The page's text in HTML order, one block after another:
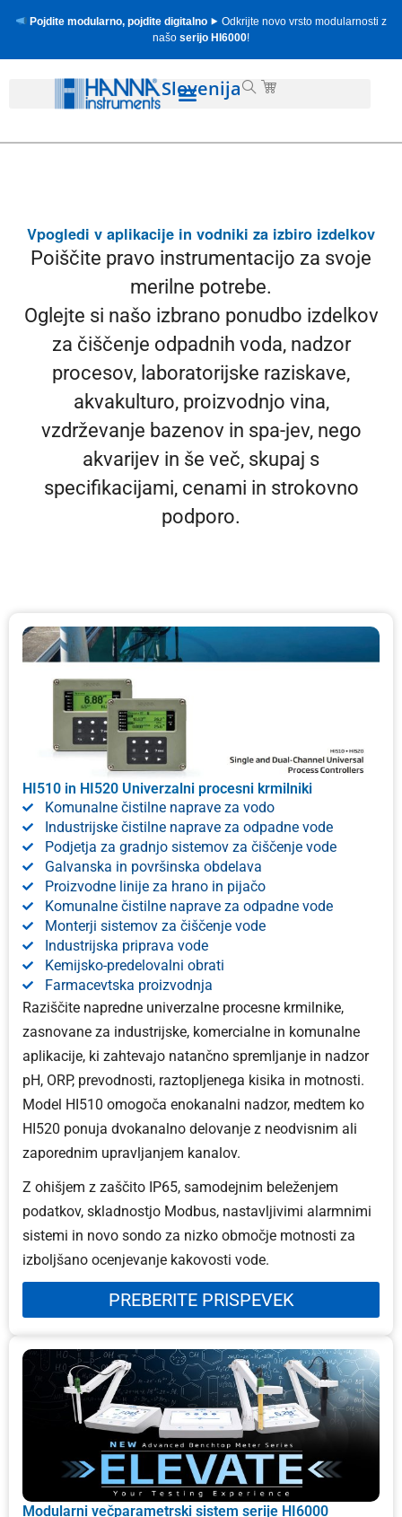
Pojdite modularno, pojdite digitalno ⯈ Odkrijte novo vrsto modularnosti z
našo serijo HI6000!
Slovenija
Vpogledi v aplikacije in vodniki za izbiro izdelkov
Poiščite pravo instrumentacijo za svoje
merilne potrebe.
Oglejte si našo izbrano ponudbo izdelkov
za čiščenje odpadnih voda, nadzor
procesov, laboratorijske raziskave,
akvakulturo, proizvodnjo vina,
vzdrževanje bazenov in spa-jev, nego
akvarijev in še več, skupaj s
specifikacijami, cenami in strokovno
podporo.
HI510 in HI520 Univerzalni procesni krmilniki
Komunalne čistilne naprave za vodo
Industrijske čistilne naprave za odpadne vode
Podjetja za gradnjo sistemov za čiščenje vode
Galvanska in površinska obdelava
Proizvodne linije za hrano in pijačo
Komunalne čistilne naprave za odpadne vode
Monterji sistemov za čiščenje vode
Industrijska priprava vode
Kemijsko-predelovalni obrati
Farmacevtska proizvodnja
Raziščite napredne univerzalne procesne krmilnike,
zasnovane za industrijske, komercialne in komunalne
aplikacije, ki zahtevajo natančno spremljanje in nadzor
pH, ORP, prevodnosti, raztopljenega kisika in motnosti.
Model HI510 omogoča enokanalni nadzor, medtem ko
HI520 ponuja dvokanalno delovanje z neodvisnim ali
zaporednim upravljanjem kanalov.
Z ohišjem z zaščito IP65, samodejnim beleženjem
podatkov, skladnostjo Modbus, nastavljivimi alarmnimi
sistemi in novo sondo za nizko območje motnosti za
izboljšano ocenjevanje kakovosti vode.
PREBERITE PRISPEVEK
Modularni večparametrski sistem serije HI6000